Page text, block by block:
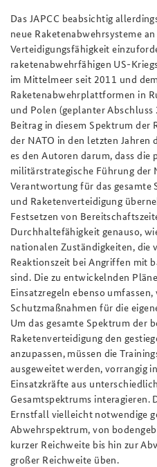
Das JAPCC beabsichtig
neue Raketenabwehrsysteme
Verteidigungsfähigkeit
raketenabwehrfähigen US-
im Mittelmeer seit 2011 und
Raketenabwehrplattformen in
und Polen (geplanter Abschluss
Beitrag in diesem Spektrum der
der NATO in den letzten
es den Autoren darum, dass die
militärstrategische Führung der
Verantwortung für das
und Raketenverteidigung
Festsetzen von
Durchhaltefähigkeit genauso,
nationalen Zuständigkeiten, die
Reaktionszeit bei Angriffen mit
sind. Die zu entwickelnden
Einsatzregeln ebenso
Schutzmaßnahmen für die
Um das gesamte Spektrum der
Raketenverteidigung den
anzupassen, müssen die
ausgeweitet werden, vorrangig
Einsatzkräfte aus
Gesamtspektrums interagieren.
Ernstfall vielleicht notwendige
Abwehrspektrum, von
kurzer Reichweite bis hin zur
großer Reichweite üben.